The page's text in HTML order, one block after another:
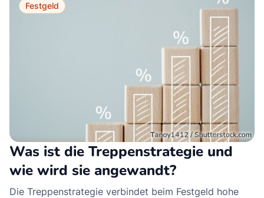
Festgeld
Was ist die Treppenstrategie und
wie wird sie angewandt?
Die Treppenstrategie verbindet beim Festgeld hohe